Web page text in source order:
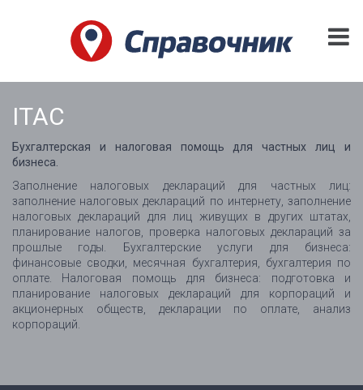
ITAC
Бухгалтерская и налоговая помощь для частных лиц и
бизнеса.
Заполнение налоговых деклараций для частных лиц:
заполнение налоговых деклараций по интернету, заполнение
налоговых деклараций для лиц живущих в других штатах,
планирование налогов, проверка налоговых деклараций за
прошлые годы. Бухгалтерские услуги для бизнеса:
финансовые сводки, месячная бухгалтерия, бухгалтерия по
оплате. Налоговая помощь для бизнеса: подготовка и
планирование налоговых деклараций для корпораций и
акционерных обществ, декларации по оплате, анализ
корпораций.